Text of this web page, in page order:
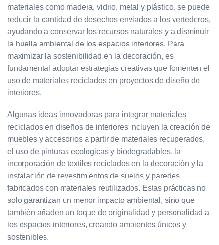
materiales como madera, vidrio, metal y plástico, se puede
reducir la cantidad de desechos enviados a los vertederos,
ayudando a conservar los recursos naturales y a disminuir
la huella ambiental de los espacios interiores. Para
maximizar la sostenibilidad en la decoración, es
fundamental adoptar estrategias creativas que fomenten el
uso de materiales reciclados en proyectos de diseño de
interiores.
Algunas ideas innovadoras para integrar materiales
reciclados en diseños de interiores incluyen la creación de
muebles y accesorios a partir de materiales recuperados,
el uso de pinturas ecológicas y biodegradables, la
incorporación de textiles reciclados en la decoración y la
instalación de revestimientos de suelos y paredes
fabricados con materiales reutilizados. Estas prácticas no
solo garantizan un menor impacto ambiental, sino que
también añaden un toque de originalidad y personalidad a
los espacios interiores, creando ambientes únicos y
sostenibles.